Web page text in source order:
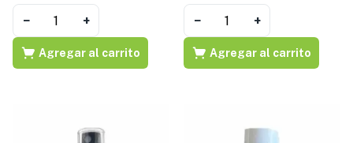
− +
Agregar al carrito
− +
Agregar al carrito